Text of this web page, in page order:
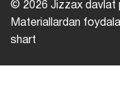
© 2026 Jizzax davlat
Materiallardan
shart